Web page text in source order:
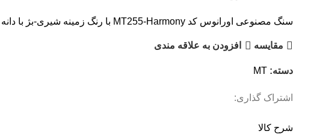
سنگ مصنوعی اورانوس کد MT255-Harmony با رنگ زمینه شیری-بژ با دانه های ریز و درشت سفید-قهوه ای، در عرض 75 سانتیمتر ، طول 365 سانتیمتر و ضخامت 12 میلیمتر تولید می شود.
مقایسه افزودن به علاقه مندی
دسته: MT
اشتراک گذاری:
شرح کالا